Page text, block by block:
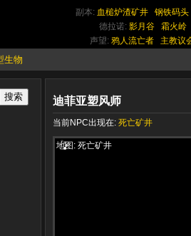
副本: 血槌炉渣矿井
钢铁码头
德拉诺: 影月谷
霜火岭
声望: 鸦人流亡者 主教议
生物
迪菲亚塑风师
当前NPC出现在: 死亡矿井
地图: 死亡矿井